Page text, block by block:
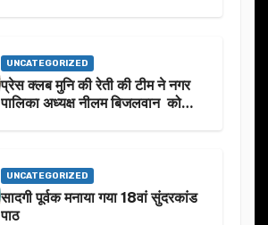
UNCATEGORIZED
प्रेस क्लब मुनि की रेती की टीम ने नगर
पालिका अध्यक्ष नीलम बिजलवान को
UNCATEGORIZED
सादगी पूर्वक मनाया गया 18वां सुंदरकांड
पाठ